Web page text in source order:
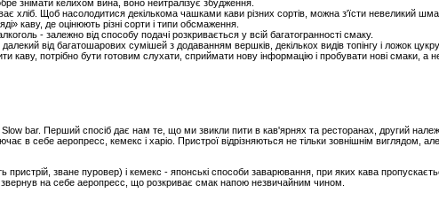
знімати келихом вина, воно нейтралізує збудження.
хліб. Щоб насолодитися декількома чашками кави різних сортів, можна з'їсти невеликий
каву, де оцінюють різні сорти і типи обсмаження.
- залежно від способу подачі розкривається у всій багатогранності смаку.
від багатошарових сумішей з додаванням вершків, декількох видів топінгу і ложок цукру.
каву, потрібно бути готовим слухати, сприймати нову інформацію і пробувати нові смаки, а
bar. Перший спосіб дає нам те, що ми звикли пити в кав'ярнях та ресторанах, другий
в себе аеропресс, кемекс і харіо. Пристрої відрізняються не тільки зовнішнім виглядом,
пристрій, зване пуровер) і кемекс - японські способи заварювання, при яких кава
на себе аеропресс, що розкриває смак напою незвичайним чином.